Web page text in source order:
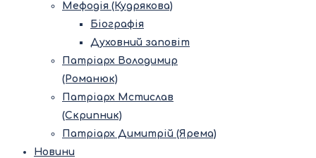
Мефодія (Кудрякова)
Біографія
Духовний заповіт
Патріарх Володимир
(Романюк)
Патріарх Мстислав
(Скрипник)
Патріарх Димитрій (Ярема)
Новини